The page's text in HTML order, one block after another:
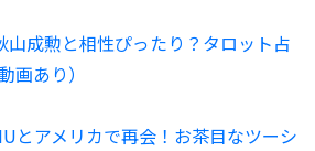
山成勲と相性ぴったり？タロット占
画あり）
とアメリカで再会！お茶目なツーシ